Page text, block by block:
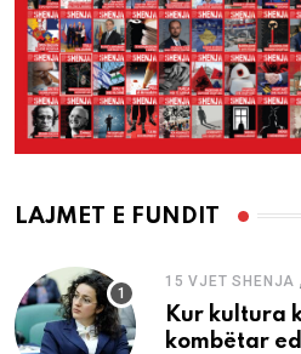
LAJMET E FUNDIT
15 VJET SHENJA
Kur kultura
kombëtar